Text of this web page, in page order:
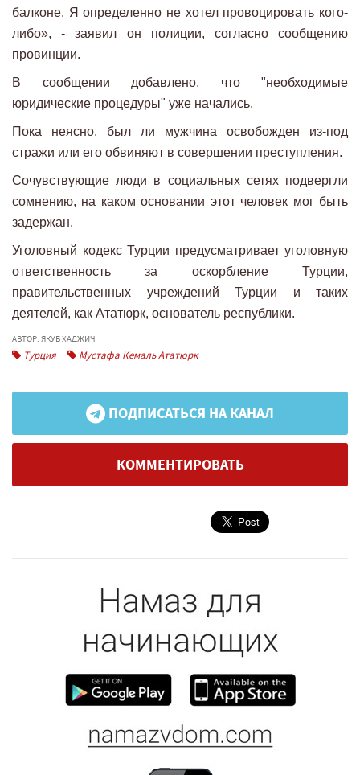
балконе. Я определенно не хотел провоцировать кого-
либо», - заявил он полиции, согласно сообщению
провинции.
В сообщении добавлено, что "необходимые
юридические процедуры" уже начались.
Пока неясно, был ли мужчина освобожден из-под
стражи или его обвиняют в совершении преступления.
Сочувствующие люди в социальных сетях подвергли
сомнению, на каком основании этот человек мог быть
задержан.
Уголовный кодекс Турции предусматривает уголовную
ответственность за оскорбление Турции,
правительственных учреждений Турции и таких
деятелей, как Ататюрк, основатель республики.
АВТОР: ЯКУБ ХАДЖИЧ
Турция Мустафа Кемаль Ататюрк
ПОДПИСАТЬСЯ НА КАНАЛ
КОММЕНТИРОВАТЬ